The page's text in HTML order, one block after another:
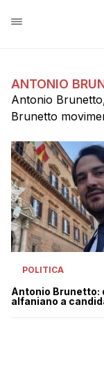
ANTONIO
Antonio
Brunetto
POLITICA
Antonio Brunetto:
alfaniano a